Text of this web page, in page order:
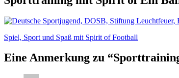
Beitragsnavigation
Spiel, Sport und Spaß mit Spirit of Football
Eine Anmerkung zu “